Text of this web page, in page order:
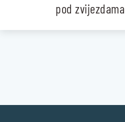
pod zvijezdama